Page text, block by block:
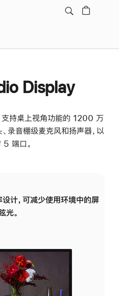
Display
持桌上视角功能的 1200 万
音棚级麦克风和扬声器，以
5 端口。
计，可减少使用环境中的屏
光。